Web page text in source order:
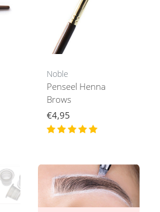
Noble
Penseel Henna
Brows
€4,95